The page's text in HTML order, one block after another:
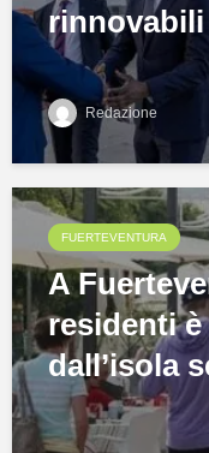
rinnovabili
Redazione
FUERTEVENTURA
A
residenti
dall’isola